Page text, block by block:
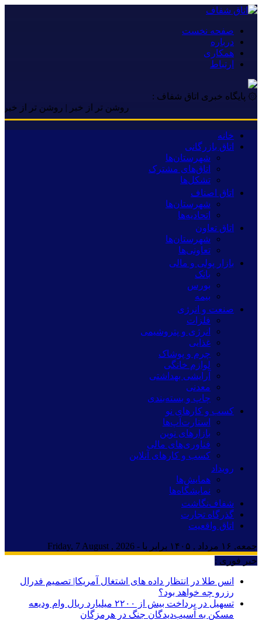
صفحه نخست
درباره
همکاری
ارتباط
۞ پایگاه خبری اتاق شفاف :
روشن تر از خبر | روشن تر از خبر |
خانه
اتاق بازرگانی
شهرستان‌ها
اتاق‌های مشترک
تشکل‌ها
اتاق اصناف
شهرستان‌ها
اتحادیه‌ها
اتاق تعاون
شهرستان‌ها
تعاونی‌ها
بازار پولی و مالی
بانک
بورس
بیمه
صنعت و انرژی
فلزات
انرژی و پتروشیمی
غذایی
چرم و پوشاک
لوازم خانگی
آرایشی بهداشتی
معدنی
چاپ و بسته‌بندی
کسب و کارهای نو
استارت‌آپ‌ها
بازارهای نوین
فناوری‌های مالی
کسب و کارهای آنلاین
رویداد
همایش‌ها
نمایشگاه‌ها
شفاف‌نگاشت
گذرگاه تجارت
اتاق واقعیت
جمعه, ۱۶ مرداد , ۱۴۰۵ برابر با - Friday, 7 August , 2026
خبر فوری :
انس طلا در انتظار داده های اشتغال آمریکا| تصمیم فدرال
رزرو چه خواهد بود؟
تسهیل در پرداخت بیش از ۲۲۰۰ میلیارد ریال وام ودیعه
مسکن به آسیب‌دیدگان جنگ در هرمزگان